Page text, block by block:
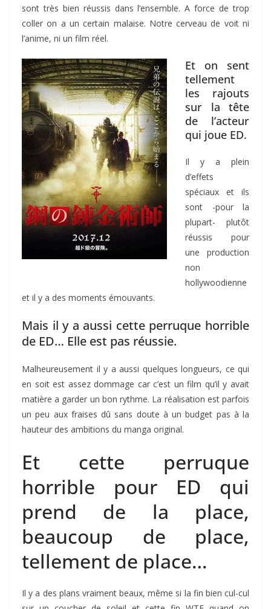
sont très bien réussis dans l’ensemble. A force de trop
coller on a un certain malaise. Notre cerveau de voit ni
l’anime, ni un film réel.
Et on sent
tellement
les rajouts
sur la tête
de l’acteur
qui joue ED.
Il y a plein
d’effets
spéciaux et ils
sont -pour la
plupart- plutôt
réussis pour
une production
non
hollywoodienne
et il y a des moments émouvants.
Mais il y a aussi cette perruque horrible
de ED… Elle est pas réussie.
Malheureusement il y a aussi quelques longueurs, ce qui
en soit est assez dommage car c’est un film qu’il y avait
matière a garder un bon rythme. La réalisation est parfois
un peu aux fraises dû sans doute à un budget pas à la
hauteur des ambitions du manga original.
Et cette perruque
horrible pour ED qui
prend de la place,
beaucoup de place,
tellement de place…
Il y a des plans vraiment beaux, même si la fin bien cul-cul